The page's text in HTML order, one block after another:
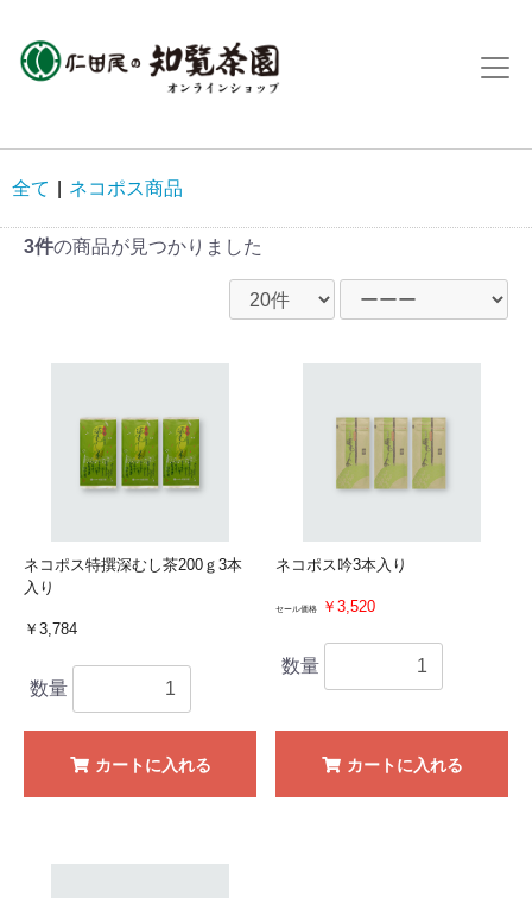
全て ネコポス商品
3件の商品が見つかりました
ネコポス特撰深むし茶200ｇ3本
入り
￥3,784
数量
カートに入れる
ネコポス吟3本入り
セール価格 ￥3,520
数量
カートに入れる